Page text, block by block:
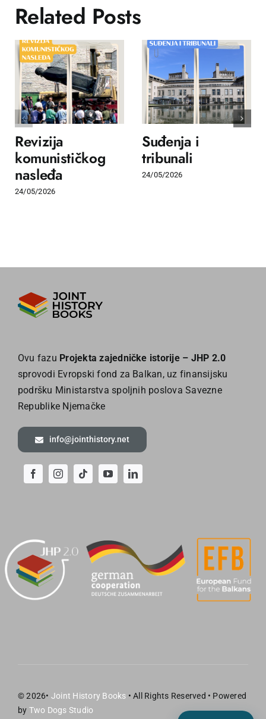
Related Posts
Revizija
komunističkog
nasleđa
24/05/2026
Suđenja i
tribunali
24/05/2026
Ovu fazu Projekta zajedničke istorije – JHP 2.0
sprovodi Evropski fond za Balkan, uz finansijsku
podršku Ministarstva spoljnih poslova Savezne
Republike Njemačke
info@jointhistory.net
© 2026• Joint History Books • All Rights Reserved • Powered
by Two Dogs Studio